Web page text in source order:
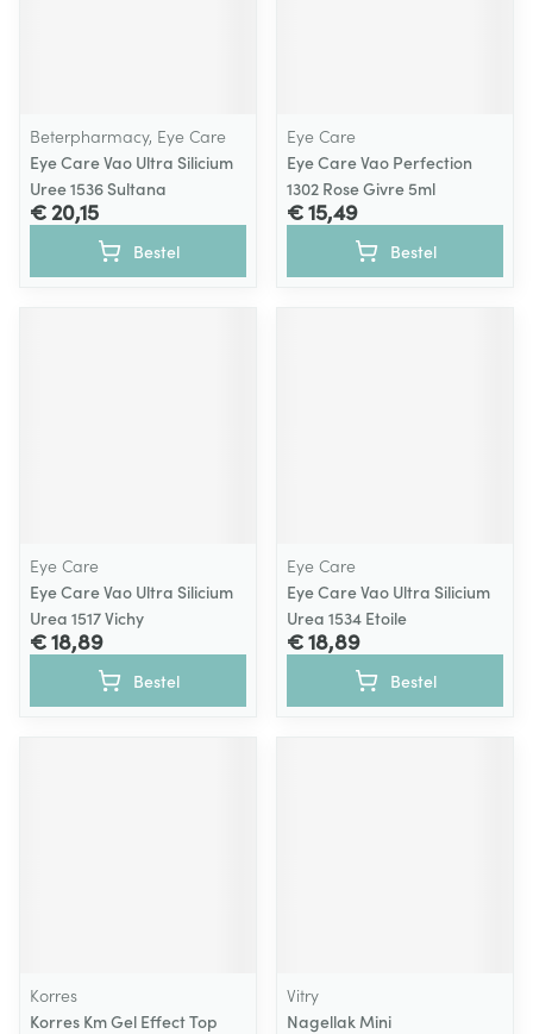
Beterpharmacy, Eye Care
Eye Care Vao Ultra Silicium
Uree 1536 Sultana
€ 20,15
Bestel
Eye Care
Eye Care Vao Perfection
1302 Rose Givre 5ml
€ 15,49
Bestel
Eye Care
Eye Care Vao Ultra Silicium
Urea 1517 Vichy
€ 18,89
Bestel
Eye Care
Eye Care Vao Ultra Silicium
Urea 1534 Etoile
€ 18,89
Bestel
Korres
Korres Km Gel Effect Top
Vitry
Nagellak Mini